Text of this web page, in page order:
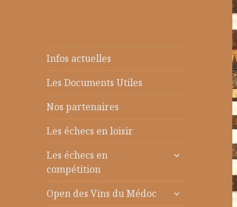
Infos actuelles
Les Documents Utiles
Nos partenaires
Les échecs en loisir
Les échecs en
compétition
ouvrir
menu
Open des Vins du Médoc
ouvrir